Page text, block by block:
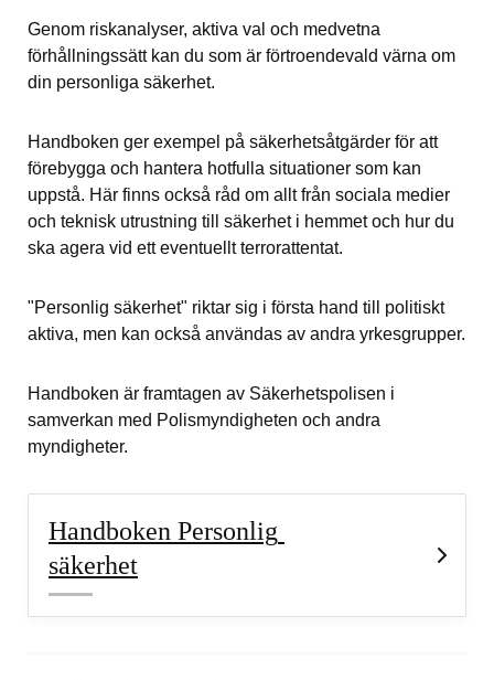
Genom riskanalyser, aktiva val och medvetna
förhållningssätt kan du som är förtroendevald värna om
din personliga säkerhet.
Handboken ger exempel på säkerhetsåtgärder för att
förebygga och hantera hotfulla situationer som kan
uppstå. Här finns också råd om allt från sociala medier
och teknisk utrustning till säkerhet i hemmet och hur du
ska agera vid ett eventuellt terrorattentat.
"Personlig säkerhet" riktar sig i första hand till politiskt
aktiva, men kan också användas av andra yrkesgrupper.
Handboken är framtagen av Säkerhetspolisen i
samverkan med Polismyndigheten och andra
myndigheter.
Handboken Personlig
säkerhet